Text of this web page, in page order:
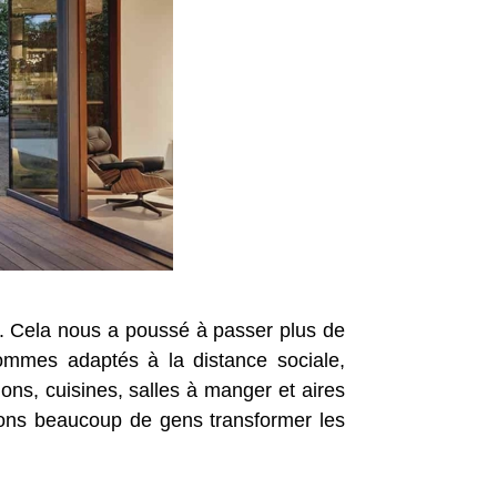
Cela nous a poussé à passer plus de
adaptés à la distance sociale,
cuisines, salles à manger et aires
beaucoup de gens transformer les